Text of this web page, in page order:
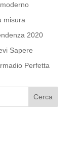
misura
2020
Sapere
Perfetta